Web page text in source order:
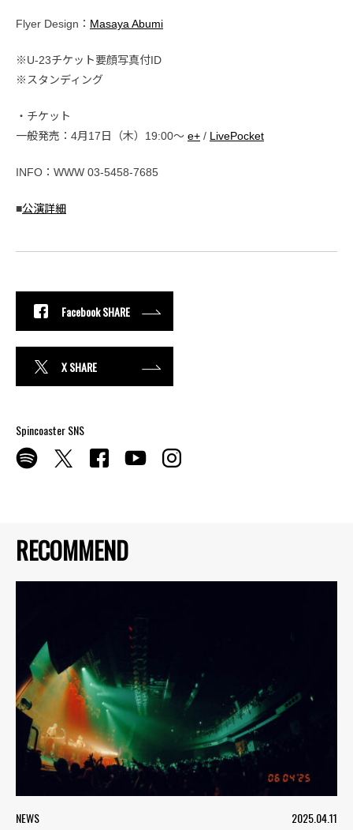
RECOMMEND
NEWS 2025.04.11
Flyer Design： Masaya Abumi
※U-23チケット要顔写真付ID
※スタンディング
・チケット
一般発売：4月17日（木）19:00〜 e+ / LivePocket
INFO：WWW 03-5458-7685
■公演詳細
Facebook SHARE
X SHARE
Spincoaster SNS